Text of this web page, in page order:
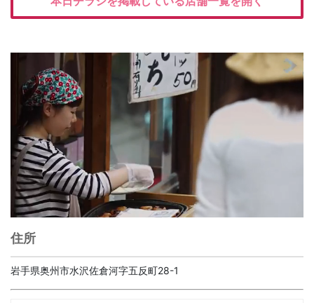
住所
岩手県奥州市水沢佐倉河字五反町28-1